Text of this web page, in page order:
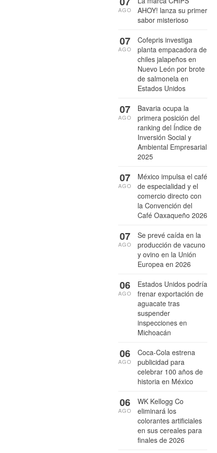
AHOY! lanza su primer
sabor misterioso
AGO
Cofepris investiga
planta empacadora de
chiles jalapeños en
Nuevo León por brote
de salmonela en
Estados Unidos
07
AGO
Bavaria ocupa la
primera posición del
ranking del Índice de
Inversión Social y
Ambiental Empresarial
2025
07
AGO
México impulsa el café
de especialidad y el
comercio directo con
la Convención del
Café Oaxaqueño 2026
07
AGO
Se prevé caída en la
producción de vacuno
y ovino en la Unión
Europea en 2026
07
AGO
Estados Unidos podría
frenar exportación de
aguacate tras
suspender
inspecciones en
Michoacán
06
AGO
Coca-Cola estrena
publicidad para
celebrar 100 años de
historia en México
06
AGO
WK Kellogg Co
eliminará los
colorantes artificiales
en sus cereales para
finales de 2026
06
AGO